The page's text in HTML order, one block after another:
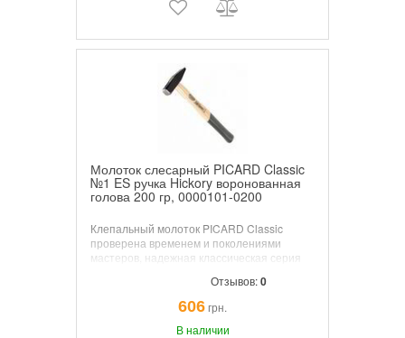
Молоток слесарный PICARD Classic
№1 ES ручка Hickory воронованная
голова 200 гр, 0000101-0200
Клепальный молоток PICARD Classic
проверена временем и поколениями
мастеров, надежная классическая серия
надежность. Высокая степень
безопасности в молотках с деревянными
ручками. Ручка изготавливается из
специального сорта древесины Hickory,
Отзывов:0
606грн.
В наличии